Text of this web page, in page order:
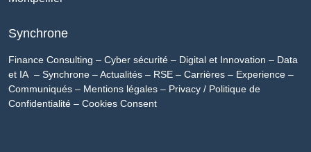
Synchrone
Finance Consulting – Cyber sécurité – Digital et Innovation – Data
et IA – Synchrone –Actualités – RSE – Carrières – Experience –
Communiqués – Mentions légales – Privacy / Politique de
Confidentialité – Cookies Consent